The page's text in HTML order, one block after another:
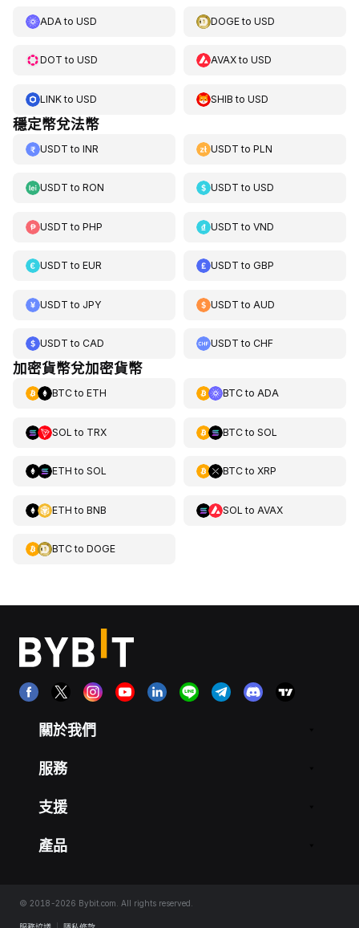
ADA to USD DOGEtoUSD
DOT to USD AVAXtoUSD
LINKto USD SHIB toUSD
穩定幣兌法幣
USDT to INR USDT toPLN
USDT to RON USDT toUSD
USDT to PHP USDT toVND
USDT to EUR USDT toGBP
USDT to JPY USDT to AUD
USDT to CAD USDT toCHF
加密貨幣兌加密貨幣
BTCto ETH BTCto ADA
SOL to TRX BTCto SOL
ETH to SOL BTCto XRP
ETH to BNB SOL to AVAX
BTCto DOGE
關於我們
服務
支援
產品
© 2018-2026 Bybit.com. All rights reserved.